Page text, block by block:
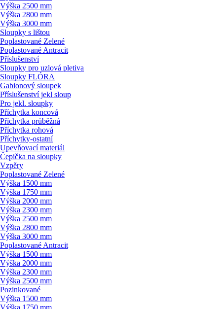
Výška 2500 mm
Výška 2800 mm
Výška 3000 mm
Sloupky s lištou
Poplastované Zelené
Poplastované Antracit
Příslušenství
Sloupky pro uzlová pletiva
Sloupky FLÓRA
Gabionový sloupek
Příslušenství jekl sloup
Pro jekl. sloupky
Příchytka koncová
Příchytka průběžná
Příchytka rohová
Příchytky-ostatní
Upevňovací materiál
Čepička na sloupky
Vzpěry
Poplastované Zelené
Výška 1500 mm
Výška 1750 mm
Výška 2000 mm
Výška 2300 mm
Výška 2500 mm
Výška 2800 mm
Výška 3000 mm
Poplastované Antracit
Výška 1500 mm
Výška 2000 mm
Výška 2300 mm
Výška 2500 mm
Pozinkované
Výška 1500 mm
Výška 1750 mm